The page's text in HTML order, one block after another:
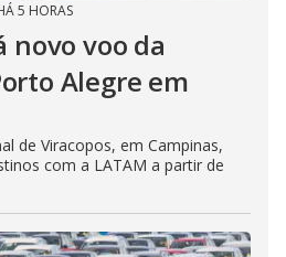
5 HORAS
novo voo da
Alegre em
de Viracopos, em Campinas,
com a LATAM a partir de